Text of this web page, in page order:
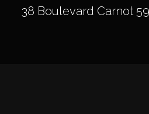
38 Boulevard Carnot